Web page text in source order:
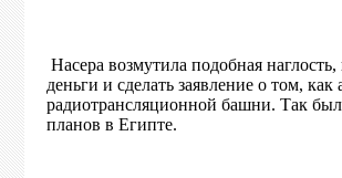
Насера возмутила подобная
деньги и сделать заявление о том,
радиотрансляционной башни. Так
планов в Египте.